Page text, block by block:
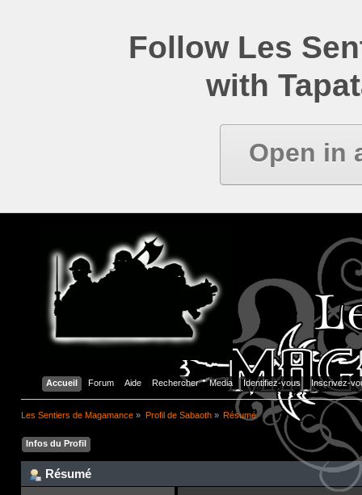
Follow Les
with
Open in
Accueil Forum Aide Rechercher Media Identifiez-vous Inscrivez-
Les Sentiers de Magamance » Profil de Sabaoth» Résumé
Infos du Profil
Résumé